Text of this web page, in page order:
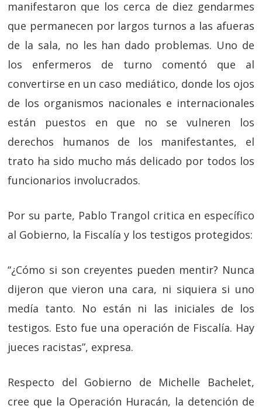
manifestaron que los cerca de diez gendarmes
que permanecen por largos turnos a las afueras
de la sala, no les han dado problemas. Uno de
los enfermeros de turno comentó que al
convertirse en un caso mediático, donde los ojos
de los organismos nacionales e internacionales
están puestos en que no se vulneren los
derechos humanos de los manifestantes, el
trato ha sido mucho más delicado por todos los
funcionarios involucrados.
Por su parte, Pablo Trangol critica en específico
al Gobierno, la Fiscalía y los testigos protegidos:
“¿Cómo si son creyentes pueden mentir? Nunca
dijeron que vieron una cara, ni siquiera si uno
medía tanto. No están ni las iniciales de los
testigos. Esto fue una operación de Fiscalía. Hay
jueces racistas”, expresa.
Respecto del Gobierno de Michelle Bachelet,
cree que la Operación Huracán, la detención de